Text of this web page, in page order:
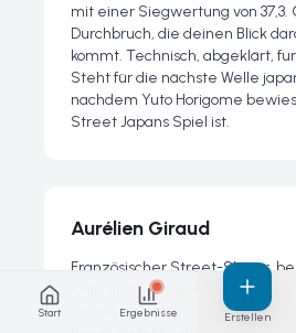
mit einer Siegwertung von 37,3.
Durchbruch, die deinen Blick
kommt. Technisch, abgeklärt,
Steht für die nächste Welle
nachdem Yuto Horigome
Street Japans Spiel ist.
Aurélien Giraud
Französischer Street-Skater,
Kraft und riesige Handrail-Tricks.
Medaillengewinner bei Weltcup
Start Ergebnisse Erstellen